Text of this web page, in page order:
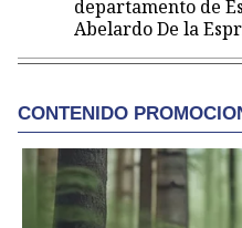
departamento de
Abelardo De la